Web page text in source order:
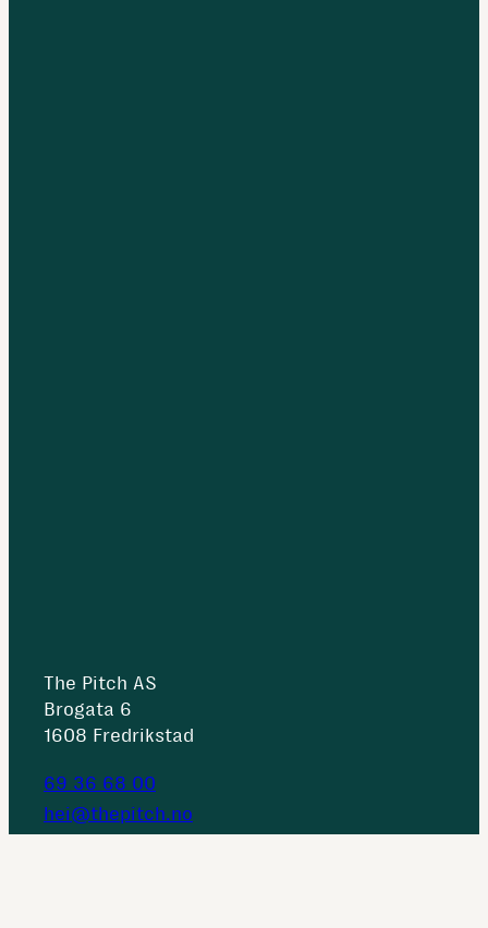
The Pitch AS
Brogata 6
1608 Fredrikstad
69 36 68 00
hei@thepitch.no